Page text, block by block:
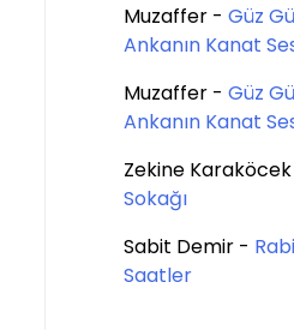
Muzaffer - Güz
Ankanın Kanat
Muzaffer - Güz
Ankanın Kanat
Zekine Karaköcek
Sokağı
Sabit Demir -
Saatler